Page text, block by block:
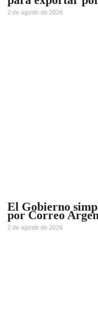
2 de agosto de 2026
El Gobierno
por Correo
2 de agosto de 2026